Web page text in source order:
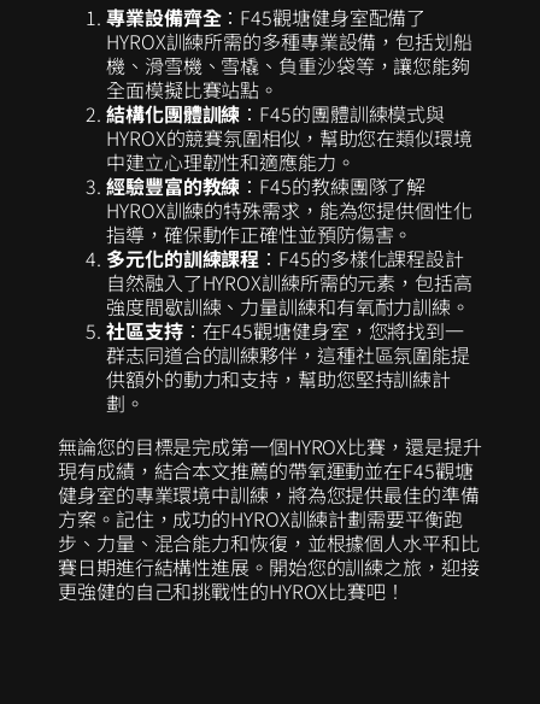
專業設備齊全：F45觀塘健身室配備了
HYROX訓練所需的多種專業設備，包括划船
機、滑雪機、雪橇、負重沙袋等，讓您能夠
全面模擬比賽站點。
結構化團體訓練 ：F45的團體訓練模式與
HYROX的競賽氛圍相似，幫助您在類似環境
中建立心理韌性和適應能力。
經驗豐富的教練 ：F45的教練團隊了解
HYROX訓練的特殊需求，能為您提供個性化
指導，確保動作正確性並預防傷害。
多元化的訓練課程 ：F45的多樣化課程設計
自然融入了HYROX訓練所需的元素，包括高
強度間歇訓練、力量訓練和有氧耐力訓練。
社區支持：在F45觀塘健身室，您將找到一
群志同道合的訓練夥伴，這種社區氛圍能提
供額外的動力和支持，幫助您堅持訓練計
劃。
無論您的目標是完成第一個HYROX比賽，還是提升
現有成績，結合本文推薦的帶氧運動並在F45觀塘
健身室的專業環境中訓練，將為您提供最佳的準備
方案。記住，成功的HYROX訓練計劃需要平衡跑
步、力量、混合能力和恢復，並根據個人水平和比
賽日期進行結構性進展。開始您的訓練之旅，迎接
更強健的自己和挑戰性的HYROX比賽吧！